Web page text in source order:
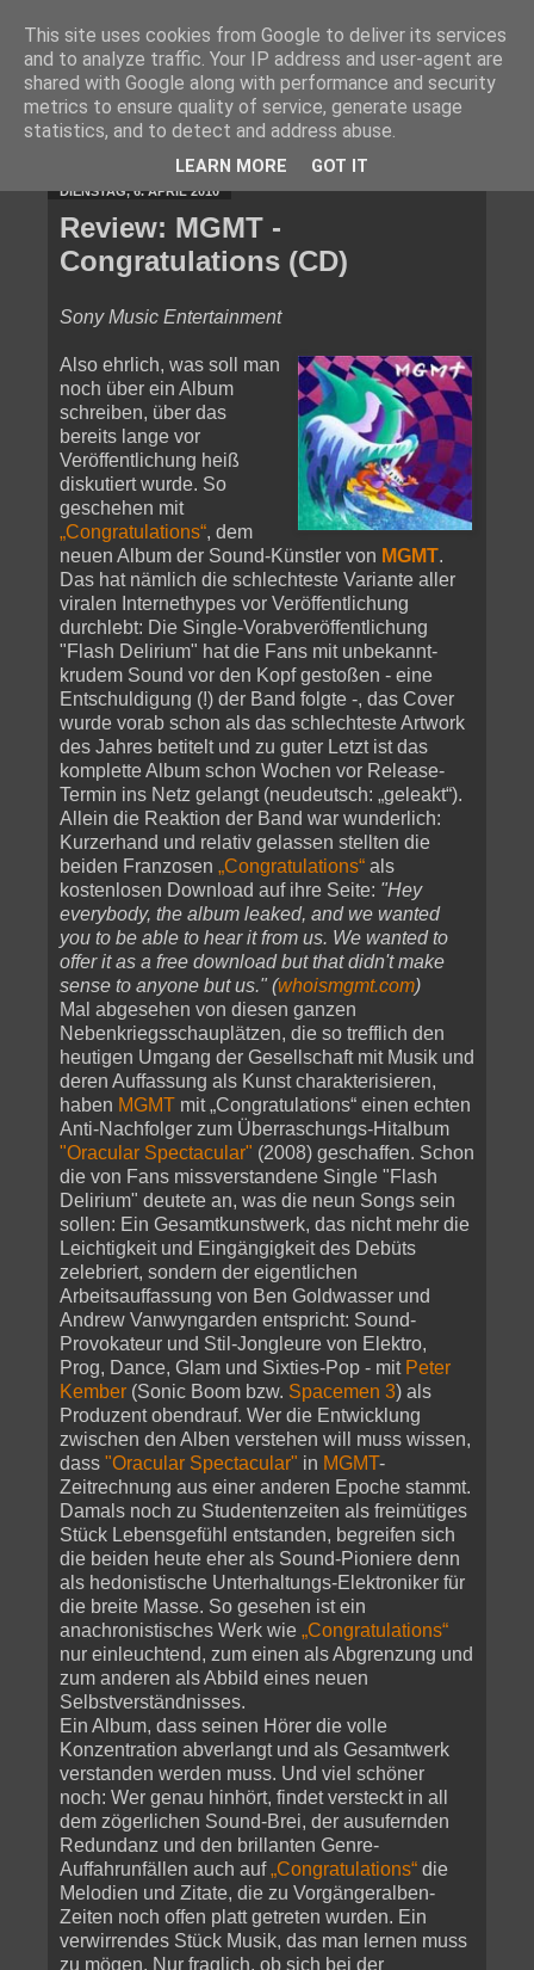
DIENSTAG, 6. APRIL 2010
Review: MGMT -
Congratulations (CD)
Sony Music Entertainment
Also ehrlich, was soll man
noch über ein Album
schreiben, über das
bereits lange vor
Veröffentlichung heiß
diskutiert wurde. So
geschehen mit
„Congratulations“, dem
neuen Album der Sound-Künstler von MGMT.
Das hat nämlich die schlechteste Variante aller
viralen Internethypes vor Veröffentlichung
durchlebt: Die Single-Vorabveröffentlichung
"Flash Delirium" hat die Fans mit unbekannt-
krudem Sound vor den Kopf gestoßen - eine
Entschuldigung (!) der Band folgte -, das Cover
wurde vorab schon als das schlechteste Artwork
des Jahres betitelt und zu guter Letzt ist das
komplette Album schon Wochen vor Release-
Termin ins Netz gelangt (neudeutsch: „geleakt“).
Allein die Reaktion der Band war wunderlich:
Kurzerhand und relativ gelassen stellten die
beiden Franzosen „Congratulations“ als
kostenlosen Download auf ihre Seite: "Hey
everybody, the album leaked, and we wanted
you to be able to hear it from us. We wanted to
offer it as a free download but that didn't make
sense to anyone but us." (whoismgmt.com)
Mal abgesehen von diesen ganzen
Nebenkriegsschauplätzen, die so trefflich den
heutigen Umgang der Gesellschaft mit Musik und
deren Auffassung als Kunst charakterisieren,
haben MGMT mit „Congratulations“ einen echten
Anti-Nachfolger zum Überraschungs-Hitalbum
"Oracular Spectacular" (2008) geschaffen. Schon
die von Fans missverstandene Single "Flash
Delirium" deutete an, was die neun Songs sein
sollen: Ein Gesamtkunstwerk, das nicht mehr die
Leichtigkeit und Eingängigkeit des Debüts
zelebriert, sondern der eigentlichen
Arbeitsauffassung von Ben Goldwasser und
Andrew Vanwyngarden entspricht: Sound-
Provokateur und Stil-Jongleure von Elektro,
Prog, Dance, Glam und Sixties-Pop - mit Peter
Kember (Sonic Boom bzw. Spacemen 3) als
Produzent obendrauf. Wer die Entwicklung
zwischen den Alben verstehen will muss wissen,
dass "Oracular Spectacular" in MGMT-
Zeitrechnung aus einer anderen Epoche stammt.
Damals noch zu Studentenzeiten als freimütiges
Stück Lebensgefühl entstanden, begreifen sich
die beiden heute eher als Sound-Pioniere denn
als hedonistische Unterhaltungs-Elektroniker für
die breite Masse. So gesehen ist ein
anachronistisches Werk wie „Congratulations“
nur einleuchtend, zum einen als Abgrenzung und
zum anderen als Abbild eines neuen
Selbstverständnisses.
Ein Album, dass seinen Hörer die volle
Konzentration abverlangt und als Gesamtwerk
verstanden werden muss. Und viel schöner
noch: Wer genau hinhört, findet versteckt in all
dem zögerlichen Sound-Brei, der ausufernden
Redundanz und den brillanten Genre-
Auffahrunfällen auch auf„Congratulations“ die
Melodien und Zitate, die zu Vorgängeralben-
Zeiten noch offen platt getreten wurden. Ein
verwirrendes Stück Musik, das man lernen muss
zu mögen. Nur fraglich, ob sich bei der
This site uses cookies from Google to deliver its services
and to analyze traffic. Your IP address and user-agent are
shared with Google along with performance and security
metrics to ensure quality of service, generate usage
statistics, and to detect and address abuse.
LEARN MORE GOT IT